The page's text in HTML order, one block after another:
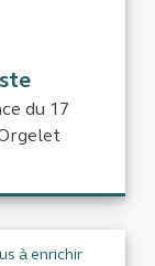
du 17
à enrichir